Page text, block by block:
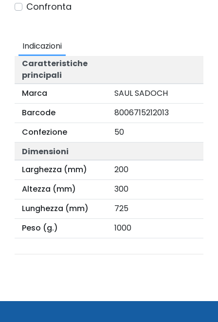
Confronta
Indicazioni
Caratteristiche
principali
Marca
SAUL SADOCH
Barcode
8006715212013
Confezione
50
Dimensioni
Larghezza (mm)
200
Altezza (mm)
300
Lunghezza (mm)
725
Peso (g.)
1000